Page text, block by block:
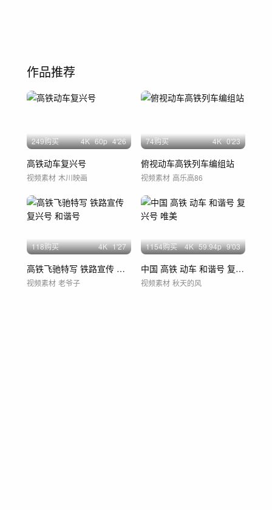
作品推荐
249购买 4K 60p 4'26
高铁动车复兴号
视频素材 木川映画
74购买 4K 0'23
俯视动车高铁列车编组站
视频素材 高乐高86
118购买 4K 1'27
高铁飞驰特写 铁路宣传 复兴号 和谐号
视频素材 老爷子
1154购买 4K 59.94p 9'03
中国 高铁 动车 和谐号 复兴号 唯美
视频素材 秋天的风